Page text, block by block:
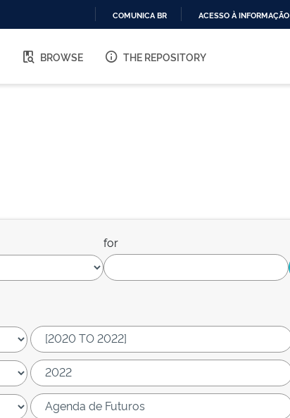
O
COMUNICA BR ACESSO À INFORMAÇÃO
BROWSE THE REPOSITORY
for